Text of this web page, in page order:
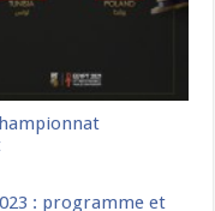
: programme et